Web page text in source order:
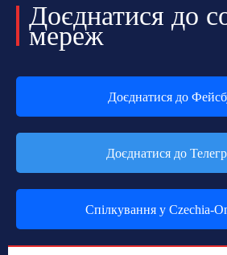
Доєднатися до
мереж
Доєднатися до
Доєднатися до
Спілкування у Czechia-